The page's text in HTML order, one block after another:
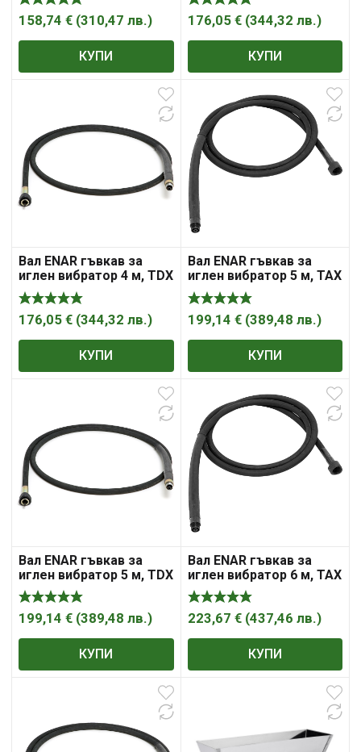
158,74 € (310,47 лв.)
КУПИ
176,05 € (344,32 лв.)
КУПИ
Вал ENAR гъвкав за
иглен вибратор 4 м, TDX
4M
176,05 € (344,32 лв.)
КУПИ
Вал ENAR гъвкав за
иглен вибратор 5 м, TAX
5M
199,14 € (389,48 лв.)
КУПИ
Вал ENAR гъвкав за
иглен вибратор 5 м, TDX
5M
199,14 € (389,48 лв.)
КУПИ
Вал ENAR гъвкав за
иглен вибратор 6 м, TAX
6M
223,67 € (437,46 лв.)
КУПИ